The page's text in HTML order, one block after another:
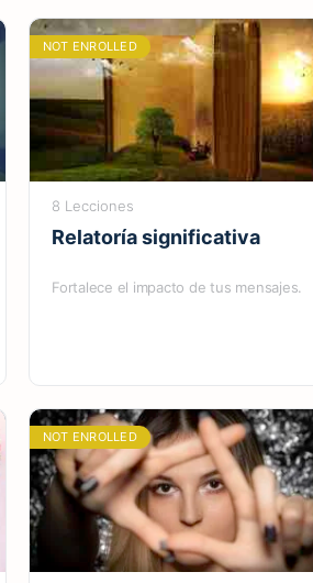
NOT ENROLLED
8 Lecciones
Relatoría significativa
Fortalece el impacto de tus mensajes.
NOT ENROLLED